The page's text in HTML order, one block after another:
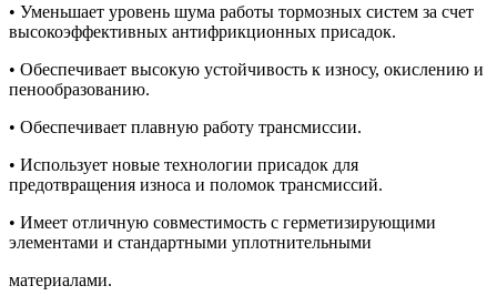
• Уменьшает уровень шума работы тормозных систем за счет
высокоэффективных антифрикционных присадок.
• Обеспечивает высокую устойчивость к износу, окислению и
пенообразованию.
• Обеспечивает плавную работу трансмиссии.
• Использует новые технологии присадок для
предотвращения износа и поломок трансмиссий.
• Имеет отличную совместимость с герметизирующими
элементами и стандартными уплотнительными
материалами.